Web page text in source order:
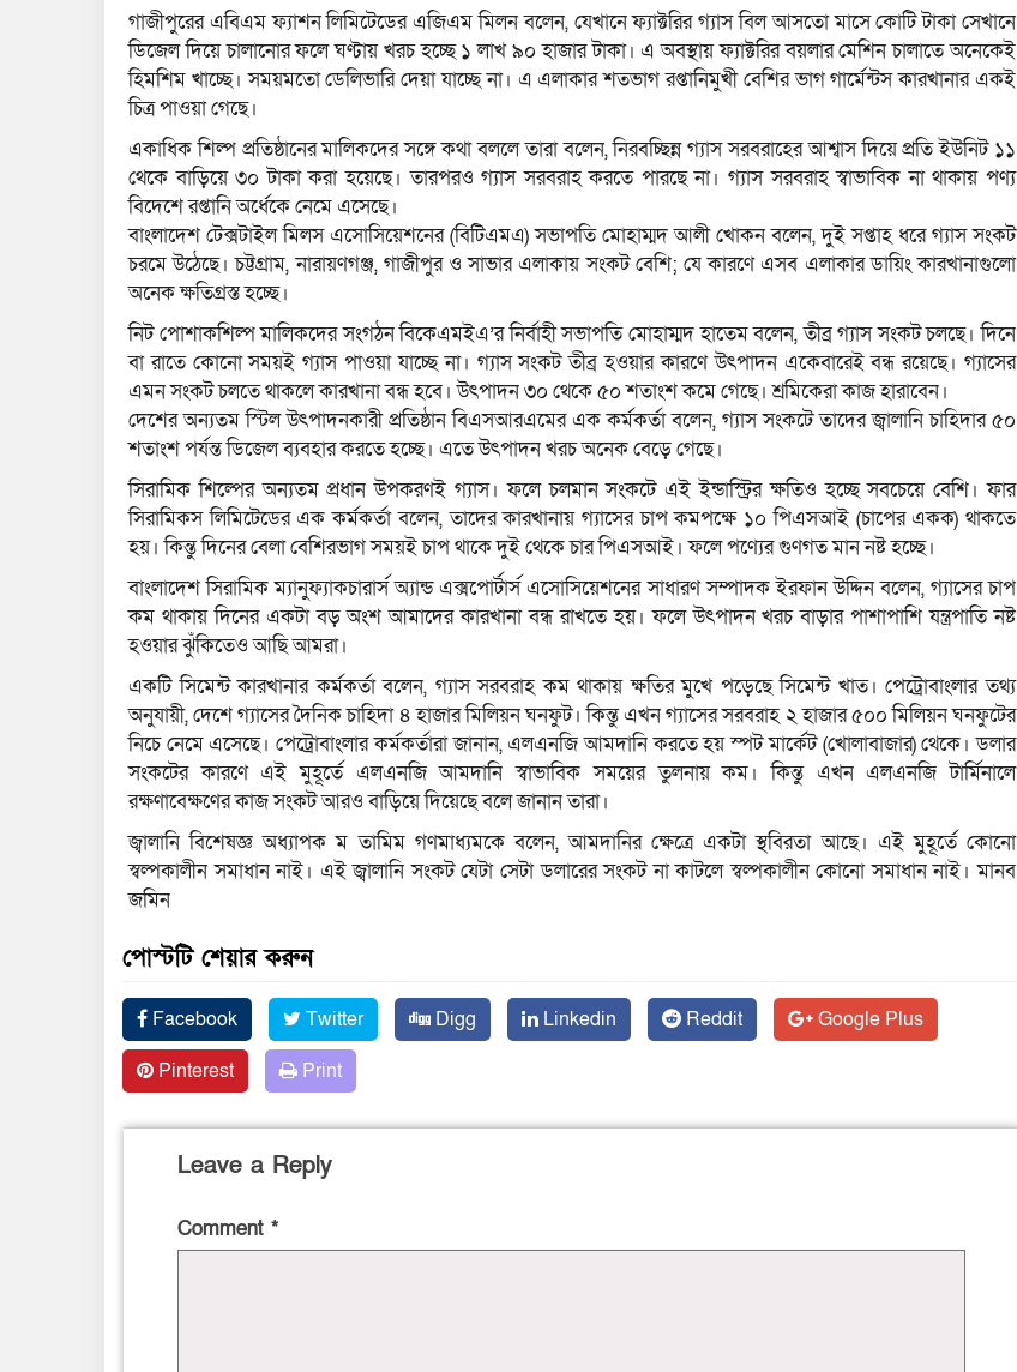
গাজীপুরের এবিএম ফ্যাশন লিমিটেডের এজিএম মিলন বলেন, যেখানে ফ্যাক্টরির গ্যাস বিল আসতো মাসে কোটি টাকা সেখানে
ডিজেল দিয়ে চালানোর ফলে ঘণ্টায় খরচ হচ্ছে ১ লাখ ৯০ হাজার টাকা। এ অবস্থায় ফ্যাক্টরির বয়লার মেশিন চালাতে অনেকেই
হিমশিম খাচ্ছে। সময়মতো ডেলিভারি দেয়া যাচ্ছে না। এ এলাকার শতভাগ রপ্তানিমুখী বেশির ভাগ গার্মেন্টস কারখানার একই
চিত্র পাওয়া গেছে।
একাধিক শিল্প প্রতিষ্ঠানের মালিকদের সঙ্গে কথা বললে তারা বলেন, নিরবচ্ছিন্ন গ্যাস সরবরাহের আশ্বাস দিয়ে প্রতি ইউনিট ১১
থেকে বাড়িয়ে ৩০ টাকা করা হয়েছে। তারপরও গ্যাস সরবরাহ করতে পারছে না। গ্যাস সরবরাহ স্বাভাবিক না থাকায় পণ্য
বিদেশে রপ্তানি অর্ধেকে নেমে এসেছে।
বাংলাদেশ টেক্সটাইল মিলস এসোসিয়েশনের (বিটিএমএ) সভাপতি মোহাম্মদ আলী খোকন বলেন, দুই সপ্তাহ ধরে গ্যাস সংকট
চরমে উঠেছে। চট্টগ্রাম, নারায়ণগঞ্জ, গাজীপুর ও সাভার এলাকায় সংকট বেশি; যে কারণে এসব এলাকার ডায়িং কারখানাগুলো
অনেক ক্ষতিগ্রস্ত হচ্ছে।
নিট পোশাকশিল্প মালিকদের সংগঠন বিকেএমইএ’র নির্বাহী সভাপতি মোহাম্মদ হাতেম বলেন, তীব্র গ্যাস সংকট চলছে। দিনে
বা রাতে কোনো সময়ই গ্যাস পাওয়া যাচ্ছে না। গ্যাস সংকট তীব্র হওয়ার কারণে উৎপাদন একেবারেই বন্ধ রয়েছে। গ্যাসের
এমন সংকট চলতে থাকলে কারখানা বন্ধ হবে। উৎপাদন ৩০ থেকে ৫০ শতাংশ কমে গেছে। শ্রমিকেরা কাজ হারাবেন।
দেশের অন্যতম স্টিল উৎপাদনকারী প্রতিষ্ঠান বিএসআরএমের এক কর্মকর্তা বলেন, গ্যাস সংকটে তাদের জ্বালানি চাহিদার ৫০
শতাংশ পর্যন্ত ডিজেল ব্যবহার করতে হচ্ছে। এতে উৎপাদন খরচ অনেক বেড়ে গেছে।
সিরামিক শিল্পের অন্যতম প্রধান উপকরণই গ্যাস। ফলে চলমান সংকটে এই ইন্ডাস্ট্রির ক্ষতিও হচ্ছে সবচেয়ে বেশি। ফার
সিরামিকস লিমিটেডের এক কর্মকর্তা বলেন, তাদের কারখানায় গ্যাসের চাপ কমপক্ষে ১০ পিএসআই (চাপের একক) থাকতে
হয়। কিন্তু দিনের বেলা বেশিরভাগ সময়ই চাপ থাকে দুই থেকে চার পিএসআই। ফলে পণ্যের গুণগত মান নষ্ট হচ্ছে।
বাংলাদেশ সিরামিক ম্যানুফ্যাকচারার্স অ্যান্ড এক্সপোর্টার্স এসোসিয়েশনের সাধারণ সম্পাদক ইরফান উদ্দিন বলেন, গ্যাসের চাপ
কম থাকায় দিনের একটা বড় অংশ আমাদের কারখানা বন্ধ রাখতে হয়। ফলে উৎপাদন খরচ বাড়ার পাশাপাশি যন্ত্রপাতি নষ্ট
হওয়ার ঝুঁকিতেও আছি আমরা।
একটি সিমেন্ট কারখানার কর্মকর্তা বলেন, গ্যাস সরবরাহ কম থাকায় ক্ষতির মুখে পড়েছে সিমেন্ট খাত। পেট্রোবাংলার তথ্য
অনুযায়ী, দেশে গ্যাসের দৈনিক চাহিদা ৪ হাজার মিলিয়ন ঘনফুট। কিন্তু এখন গ্যাসের সরবরাহ ২ হাজার ৫০০ মিলিয়ন ঘনফুটের
নিচে নেমে এসেছে। পেট্রোবাংলার কর্মকর্তারা জানান, এলএনজি আমদানি করতে হয় স্পট মার্কেট (খোলাবাজার) থেকে। ডলার
সংকটের কারণে এই মুহূর্তে এলএনজি আমদানি স্বাভাবিক সময়ের তুলনায় কম। কিন্তু এখন এলএনজি টার্মিনালে
রক্ষণাবেক্ষণের কাজ সংকট আরও বাড়িয়ে দিয়েছে বলে জানান তারা।
জ্বালানি বিশেষজ্ঞ অধ্যাপক ম তামিম গণমাধ্যমকে বলেন, আমদানির ক্ষেত্রে একটা স্থবিরতা আছে। এই মুহূর্তে কোনো
স্বল্পকালীন সমাধান নাই। এই জ্বালানি সংকট যেটা সেটা ডলারের সংকট না কাটলে স্বল্পকালীন কোনো সমাধান নাই। মানব
জমিন
পোস্টটি শেয়ার করুন
Facebook Twitter Digg Linkedin Reddit
Google Plus
Pinterest
Print
Leave a Reply
Comment *